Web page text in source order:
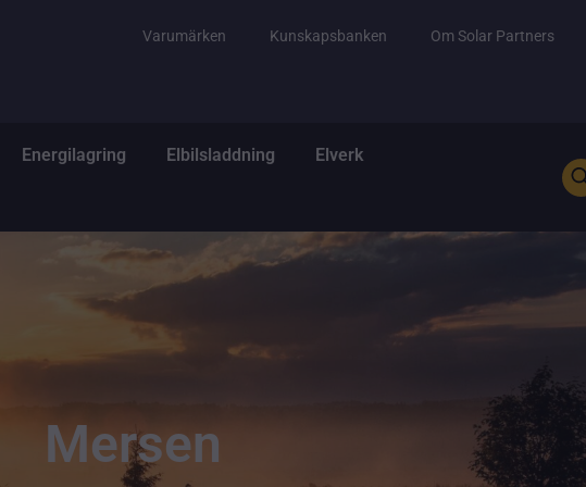
Varumärken Kunskapsbanken Om Solar Partners
El & Tillbehör
Energilagring Öppna Energilagring
Elbilsladdning Öppna Elbilsladdning
Elverk
Mersen